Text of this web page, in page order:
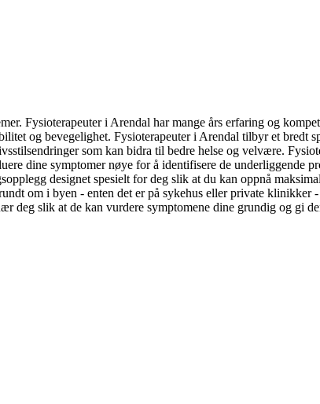
Fysioterapeuter i Arendal har mange års erfaring og
og bevegelighet. Fysioterapeuter i Arendal tilbyr et bredt
som kan bidra til bedre helse og velvære.
dine symptomer nøye for å identifisere de underliggende
designet spesielt for deg slik at du kan oppnå
om i byen - enten det er på sykehus eller private klinikker
deg slik at de kan vurdere symptomene dine grundig og gi